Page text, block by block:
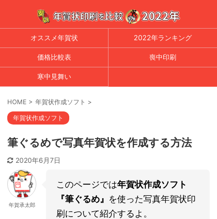
オススメ年賀状 2022年ランキング
価格比較表 喪中印刷
寒中見舞い
HOME > 年賀状作成ソフト >
年賀状作成ソフト
筆ぐるめで写真年賀状を作成する方法
2020年6月7日
年賀承太郎
このページでは年賀状作成ソフト
『筆ぐるめ』 を使った写真年賀状印
刷について紹介するよ。